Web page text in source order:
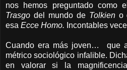
nos hemos preguntado como
Trasgo del mundo de Tolkieno
esa Ecce Homo. Incontables
Cuando era más joven…
que
métrico sociológico infalible.
en valorar si la